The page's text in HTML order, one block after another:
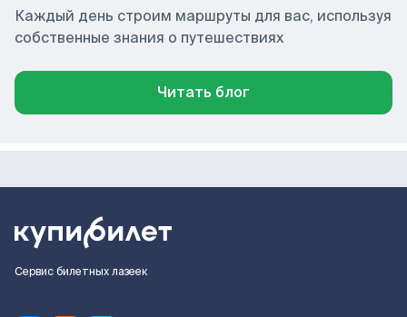
Каждый день строим маршруты для вас, используя
собственные знания о путешествиях
Читать блог
Сервис билетных лазеек